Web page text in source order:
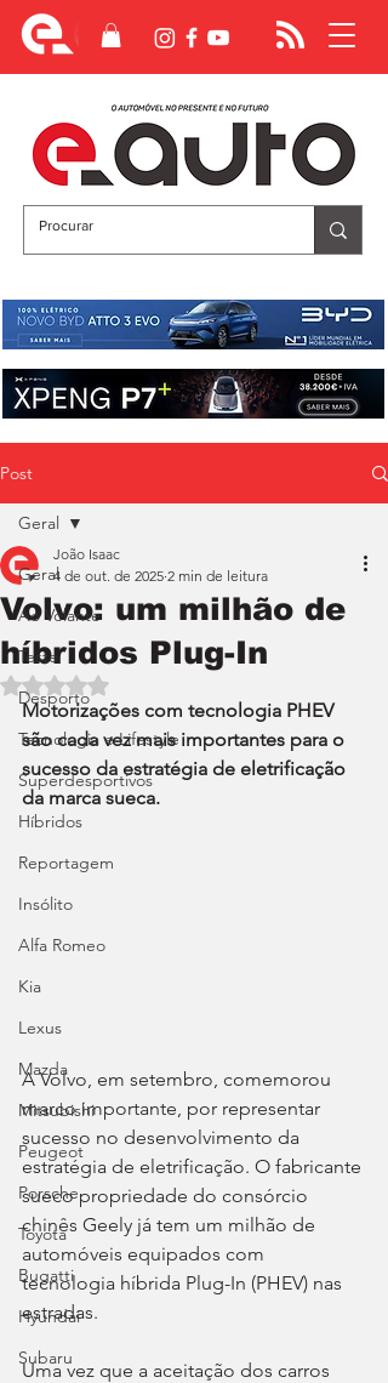
Post
Geral
Ao Volante
Teste
Desporto
Tecnologia e Lifestyle
Superdesportivos
Híbridos
Reportagem
Insólito
Alfa Romeo
Kia
Lexus
Mazda
Mitsubishi
Peugeot
Porsche
Toyota
Bugatti
Hyundai
Subaru
Geral
Volvo: um milhão de
híbridos Plug-In
João Isaac
4 de out. de 2025 2 min de leitura
Avaliado com NaN de 5 estrelas.
Motorizações com tecnologia PHEV
são cada vez mais importantes para o
sucesso da estratégia de eletrificação
da marca sueca.
A Volvo, em setembro, comemorou
marco importante, por representar
sucesso no desenvolvimento da
estratégia de eletrificação. O fabricante
sueco propriedade do consórcio
chinês Geely já tem um milhão de
automóveis equipados com
tecnologia híbrida Plug-In (PHEV) nas
estradas.
Uma vez que a aceitação dos carros